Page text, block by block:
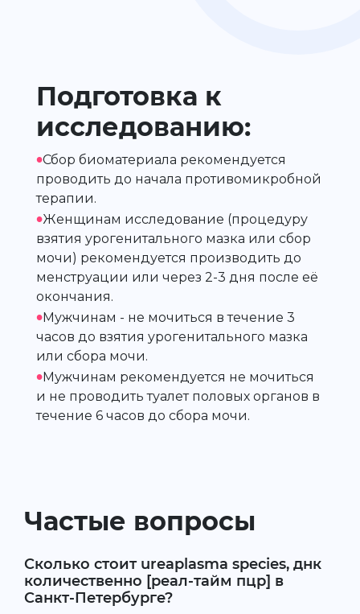
Подготовка к
исследованию:
•Сбор биоматериала рекомендуется
проводить до начала противомикробной
терапии.
•Женщинам исследование (процедуру
взятия урогенитального мазка или сбор
мочи) рекомендуется производить до
менструации или через 2-3 дня после её
окончания.
•Мужчинам - не мочиться в течение 3
часов до взятия урогенитального мазка
или сбора мочи.
•Мужчинам рекомендуется не мочиться
и не проводить туалет половых органов в
течение 6 часов до сбора мочи.
Частые вопросы
Сколько стоит ureaplasma species, днк
количественно [реал-тайм пцр] в
Санкт-Петербурге?